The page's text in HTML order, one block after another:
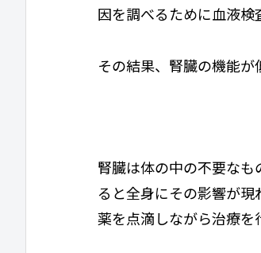
因を調べるために血液検
その結果、腎臓の機能が
腎臓は体の中の不要な
ると全身にその影響が
薬を点滴しながら治療を